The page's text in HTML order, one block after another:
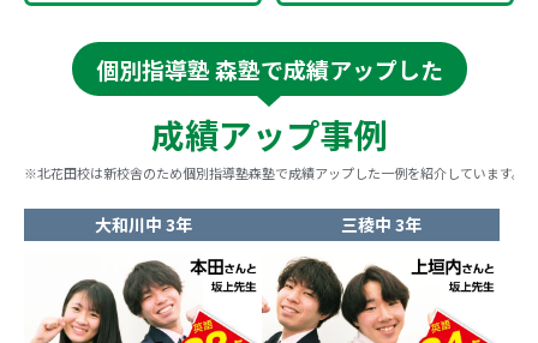
個別指導塾 森塾で成績アップした
成績アップ事例
※北花田校は新校舎のため個別指導塾森塾で成績アップした一例を紹介しています。
大和川中 3年 三稜中 3年